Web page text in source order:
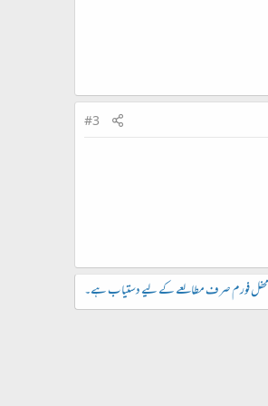
#3
محفل فورم صرف مطالعے کے لیے دستیاب ہے۔